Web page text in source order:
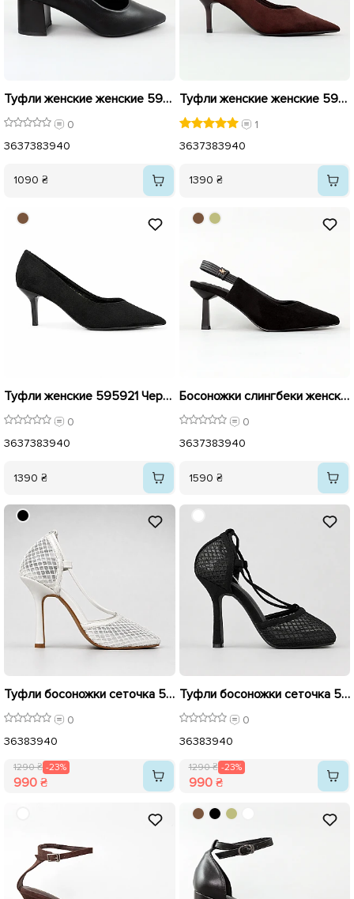
Туфли женские женские 596145 Черные
0
3637383940
1090 ₴
Туфли женские женские 595944 Коричневые
1
3637383940
1390 ₴
Туфли женские 595921 Черные
0
3637383940
1390 ₴
Босоножки слингбеки женские замшевые 595440 Черные
0
3637383940
1590 ₴
Туфли босоножки сеточка 595610 Белые распродажа
0
36383940
1290 ₴ -23%
990 ₴
Туфли босоножки сеточка 595609 Черные распродажа
0
36383940
1290 ₴ -23%
990 ₴